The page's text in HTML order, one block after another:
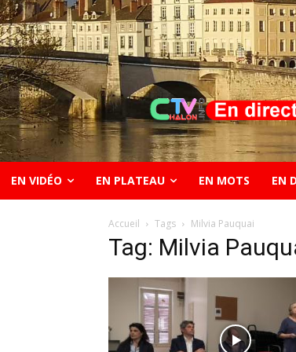
EN VIDÉO EN PLATEAU EN MOTS EN
Accueil Tags Milvia Pauquai
Tag: Milvia